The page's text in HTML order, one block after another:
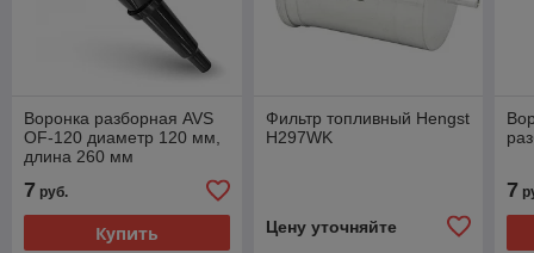
Воронка разборная AVS
OF-120 диаметр 120 мм,
длина 260 мм
7 руб.
Купить
Фильтр топливный Hengst
H297WK
Цену уточняйте
7